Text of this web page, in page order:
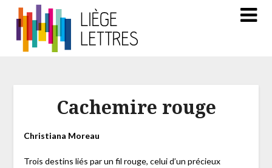
Cachemire rouge
Christiana Moreau
Trois destins liés par un fil rouge, celui d’un précieux